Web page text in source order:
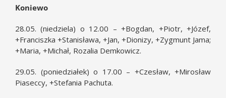
Koniewo
28.05. (niedziela) o 12.00 – +Bogdan, +Piotr, +Józef,
+Franciszka +Stanisława, +Jan, +Dionizy, +Zygmunt Jama;
+Maria, +Michał, Rozalia Demkowicz.
29.05. (poniedziałek) o 17.00 – +Czesław, +Mirosław
Piaseccy, +Stefania Pachuta.